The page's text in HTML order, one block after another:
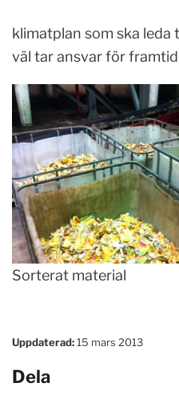
klimatplan som ska leda
väl tar ansvar för
Sorterat material
Uppdaterad:15 mars 2013
Dela